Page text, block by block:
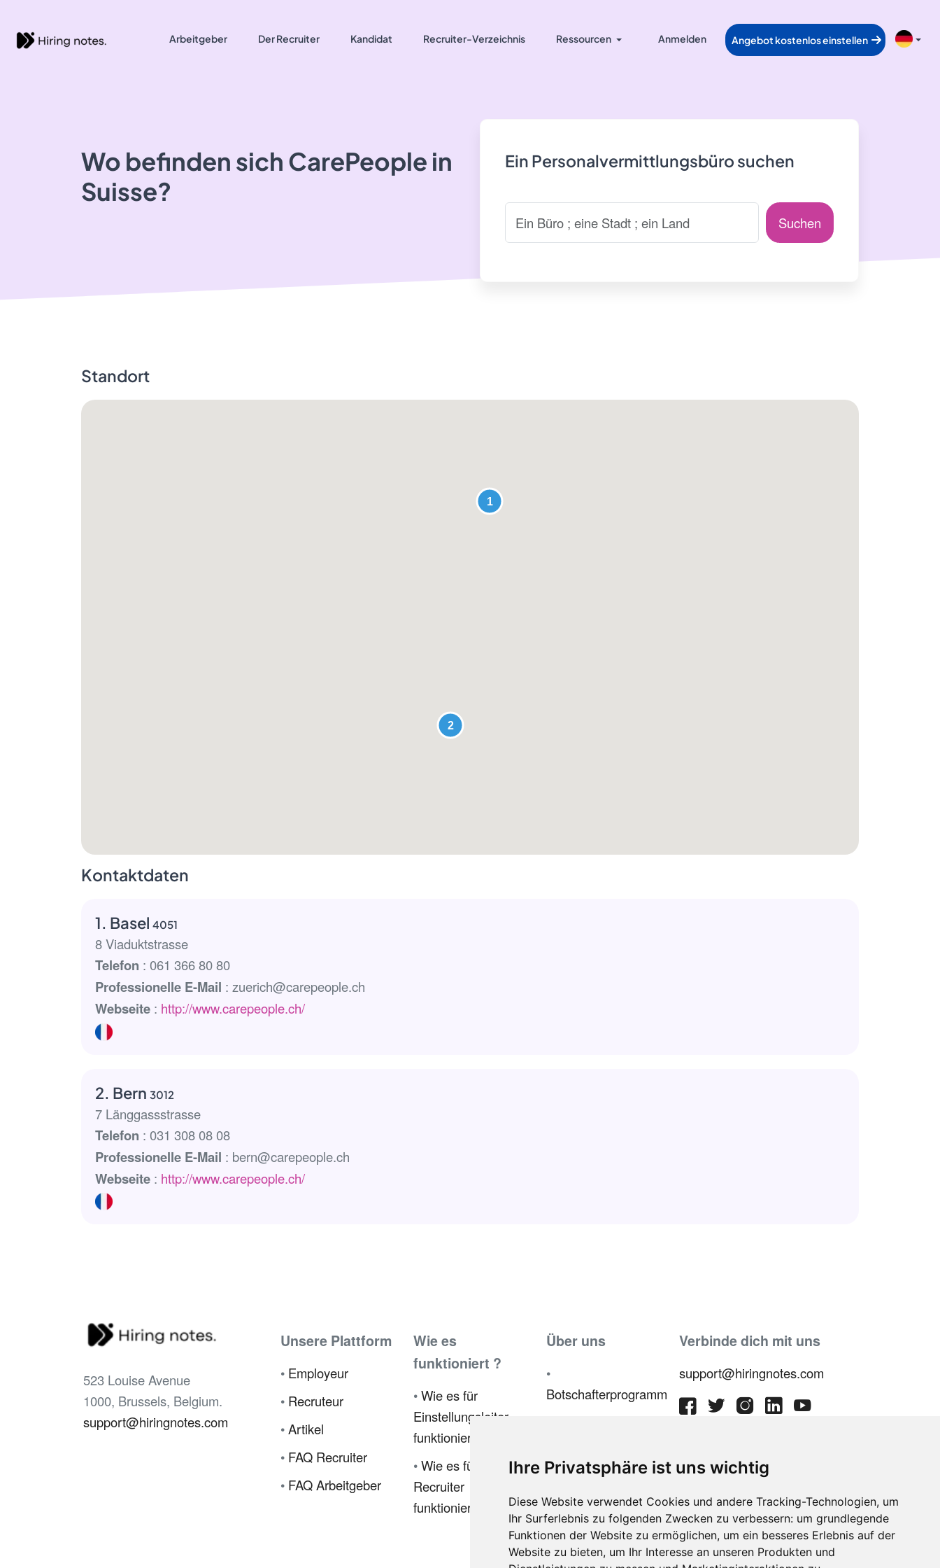
Ihre Privatsphäre ist uns wichtig
Diese Website verwendet Cookies und andere Tracking-Technologien, um
Ihr Surferlebnis zu folgenden Zwecken zu verbessern: um grundlegende
Funktionen der Website zu ermöglichen, um ein besseres Erlebnis auf der
Website zu bieten, um Ihr Interesse an unseren Produkten und
Arbeitgeber Der Recruiter Kandidat Recruiter-Verzeichnis Ressourcen Anmelden Angebot kostenlos einstellen
Wo befinden sich CarePeople in
Suisse?
Ein Personalvermittlungsbüro suchen
Suchen
Standort
Kontaktdaten
1. Basel 4051
8 Viaduktstrasse
Telefon : 061 366 80 80
Professionelle E-Mail : zuerich@carepeople.ch
Webseite: http://www.carepeople.ch/
2. Bern 3012
7 Länggassstrasse
Telefon : 031 308 08 08
Professionelle E-Mail : bern@carepeople.ch
Webseite: http://www.carepeople.ch/
523 Louise Avenue
1000, Brussels, Belgium.
support@hiringnotes.com
Unsere Plattform
• Employeur
• Recruteur
•Artikel
• FAQ Recruiter
• FAQ Arbeitgeber
Wie es
funktioniert ?
•Wie es für
Einstellungsleiter
funktioniert
•Wie es für
Recruiter
funktioniert
Über uns
•
Botschafterprogramm
Datenschutzrichtlinie
•Ethik-Kodex
•
Verkaufsbedingungen
Verbinde dich mit uns
support@hiringnotes.com